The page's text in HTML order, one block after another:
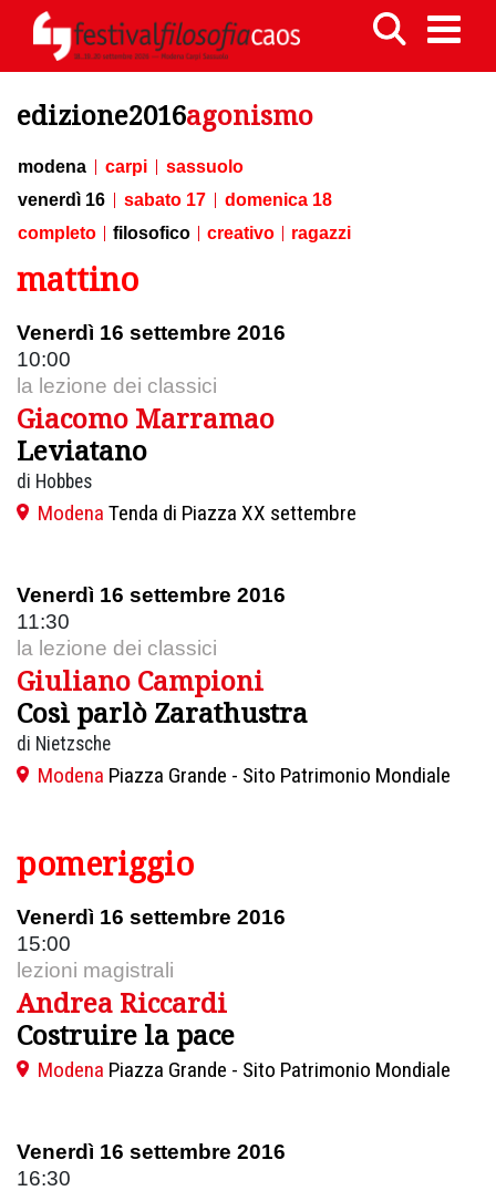
edizione2016agonismo
modena carpi
sassuolo
venerdì 16
sabato 17
domenica 18
completo
filosofico creativo ragazzi
mattino
Venerdì 16 settembre 2016
10:00
la lezione dei classici
Giacomo Marramao
Leviatano
di Hobbes
Modena Tenda di Piazza XX settembre
Venerdì 16 settembre 2016
11:30
la lezione dei classici
Giuliano Campioni
Così parlò Zarathustra
di Nietzsche
Modena Piazza Grande - Sito Patrimonio Mondiale
pomeriggio
Venerdì 16 settembre 2016
15:00
lezioni magistrali
Andrea Riccardi
Costruire la pace
Modena Piazza Grande - Sito Patrimonio Mondiale
Venerdì 16 settembre 2016
16:30